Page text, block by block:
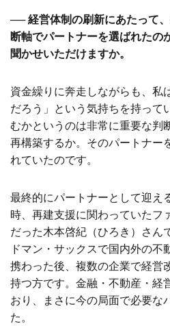
── 経営体制の刷新にあたって
断軸でパートナーを選ばれたの
聞かせいただけますか。
資金繰りに奔走しながらも、私
だろう」という気持ちを持って
むかというのは非常に重要な判
再構築するか。そのパートナー
れていたのです。
最終的にパートナーとして迎え
時、再建支援に関わっていたフ
だった木本啓紀（ひろき）さん
ドマン・サックスで国内外の
携わった後、複数の企業で経営
持つ方です。金融・不動産・経
おり、まさに今の局面で必要な
た。